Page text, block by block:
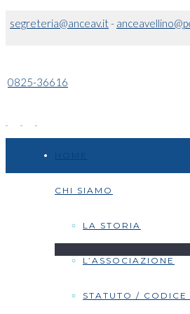
segreteria@anceav.it-
0825-36616
CHI SIAMO
LA STORIA
L’ASSOCIAZIONE
STATUTO / CODICE